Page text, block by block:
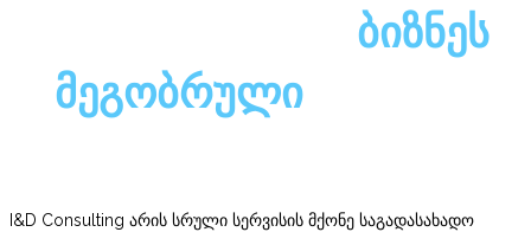
ბიზნეს
მეგობრული
I&D Consulting არის სრული სერვისის მქონე საგადასახადო